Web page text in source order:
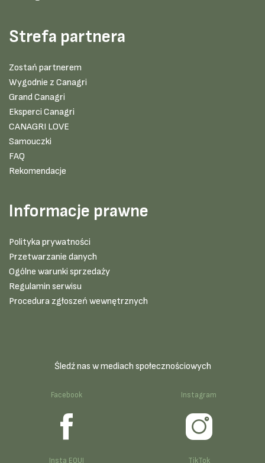
Strefa partnera
Zostań partnerem
Wygodnie z Canagri
Grand Canagri
Eksperci Canagri
CANAGRI LOVE
Samouczki
FAQ
Rekomendacje
Informacje prawne
Polityka prywatności
Przetwarzanie danych
Ogólne warunki sprzedaży
Regulamin serwisu
Procedura zgłoszeń wewnętrznych
Śledź nas w mediach społecznościowych
Facebook Instagram
Insta EQUI TikTok